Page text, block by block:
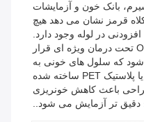
بانک خون و آزمایشات
قرمز نشان می دهد هیچ
افزودنی در لوله وجود دارد.
لوله های آزمایش خونی خلاء Orsin تحت درمان ویژه ای قرار
شود که سلول های خونی به
دیواره داخلی، چه از شیشه یا پلاستیک PET ساخته شده
باعث کاهش خونریزی
دقیق تر آزمایش می شود..